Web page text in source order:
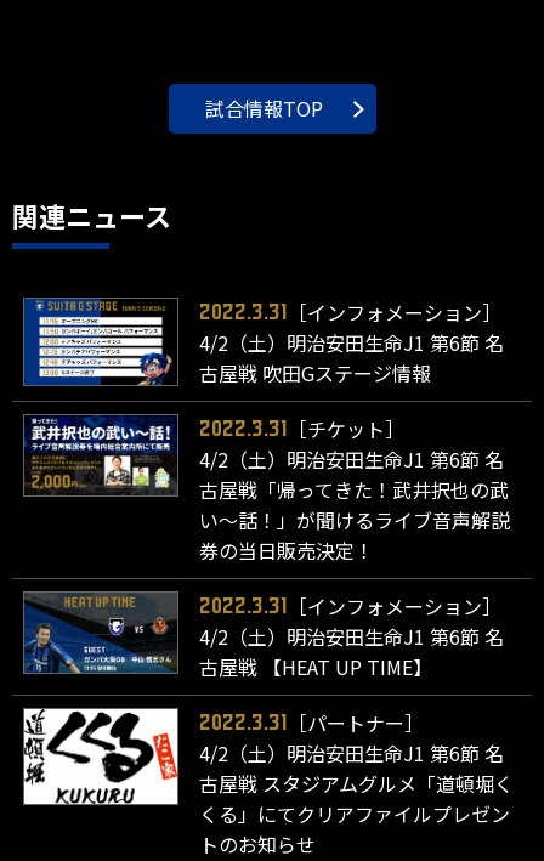
試合情報TOP
関連ニュース
2022.3.31
［インフォメーション］
4/2（土）明治安田生命J1 第6節 名
古屋戦 吹田Gステージ情報
2022.3.31
［チケット］
4/2（土）明治安田生命J1 第6節 名
古屋戦「帰ってきた！武井択也の武
い～話！」が聞けるライブ音声解説
券の当日販売決定！
2022.3.31
［インフォメーション］
4/2（土）明治安田生命J1 第6節 名
古屋戦 【HEAT UP TIME】
2022.3.31
［パートナー］
4/2（土）明治安田生命J1 第6節 名
古屋戦 スタジアムグルメ「道頓堀く
くる」にてクリアファイルプレゼン
トのお知らせ